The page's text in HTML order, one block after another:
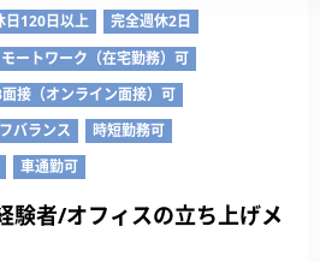
日120日以上
完全週休2日
モートワーク（在宅勤務）可
接（オンライン面接）可
バランス
時短勤務可
車通勤可
験者/オフィスの立ち上げメ